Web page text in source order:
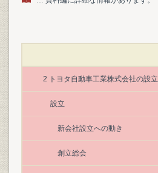
2 トヨタ自動車工業株式会社の設立
設立
新会社設立への動き
創立総会